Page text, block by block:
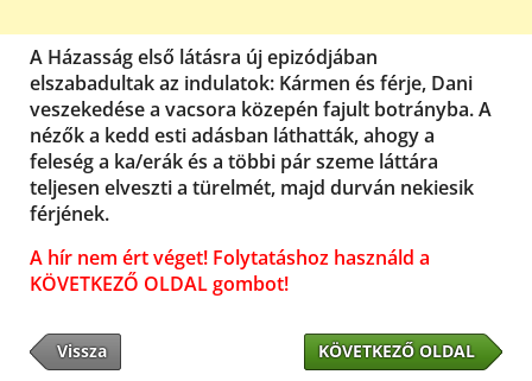
A Házasság első látásra új epizódjában
elszabadultak az indulatok: Kármen és férje, Dani
veszekedése a vacsora közepén fajult botrányba. A
nézők a kedd esti adásban láthatták, ahogy a
feleség a ka/erák és a többi pár szeme láttára
teljesen elveszti a türelmét, majd durván nekiesik
férjének.
A hír nem ért véget! Folytatáshoz használd a
KÖVETKEZŐ OLDAL gombot!
Vissza KÖVETKEZŐ OLDAL